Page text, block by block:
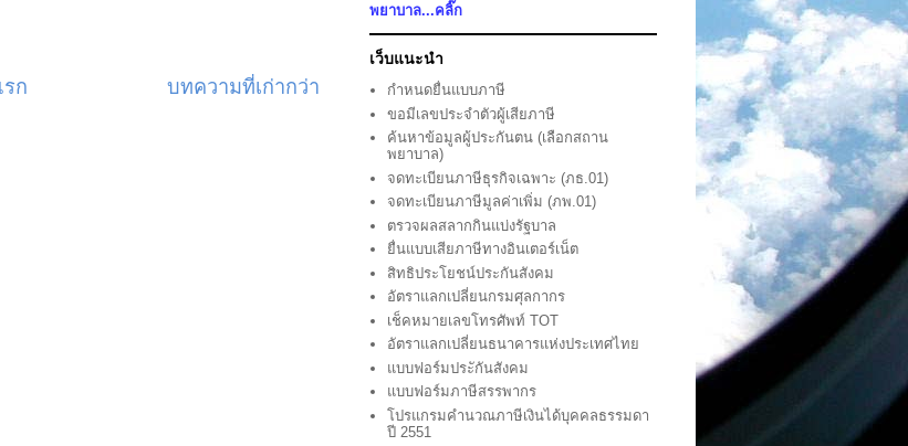
บทความที่เก่ากว่า
ก
พยาบาล...คลิ๊ก
เว็บแนะนำ
กำหนดยื่นแบบภาษี
ขอมีเลขประจำตัวผู้เสียภาษี
ค้นหาข้อมูลผู้ประกันตน (เลือกสถาน
พยาบาล)
จดทะเบียนภาษีธุรกิจเฉพาะ (ภธ.01)
จดทะเบียนภาษีมูลค่าเพิ่ม (ภพ.01)
ตรวจผลสลากกินแบ่งรัฐบาล
ยื่นแบบเสียภาษีทางอินเตอร์เน็ต
สิทธิประโยชน์ประกันสังคม
อัตราแลกเปลี่ยนกรมศุลกากร
เช็คหมายเลขโทรศัพท์ TOT
อัตราแลกเปลี่ยนธนาคารแห่งประเทศไทย
แบบฟอร์มประักันสังคม
แบบฟอร์มภาษีสรรพากร
โปรแกรมคำนวณภาษีเงินได้บุคคลธรรมดา
ปี 2551